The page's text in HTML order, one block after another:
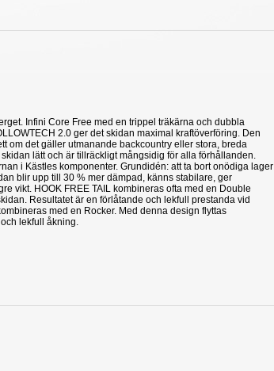
Infini Core Free med en trippel träkärna och dubbla
2.0 ger det skidan maximal kraftöverföring. Den
om det gäller utmanande backcountry eller stora, breda
lätt och är tillräckligt mångsidig för alla förhållanden.
i Kästles komponenter. Grundidén: att ta bort onödiga lager
blir upp till 30 % mer dämpad, känns stabilare, ger
vikt. HOOK FREE TAIL kombineras ofta med en Double
Resultatet är en förlåtande och lekfull prestanda vid
med en Rocker. Med denna design flyttas
lekfull åkning.